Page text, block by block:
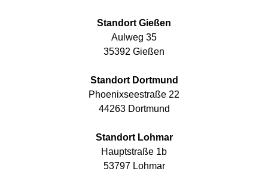
Standort Gießen
Aulweg 35
35392 Gießen
Standort Dortmund
Phoenixseestraße 22
44263 Dortmund
Standort Lohmar
Hauptstraße 1b
53797 Lohmar